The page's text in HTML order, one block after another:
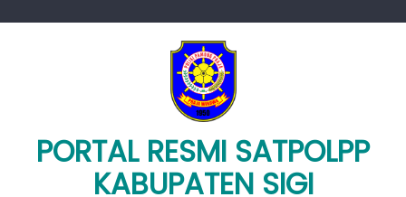
PORTAL RESMI SATPOLPP
KABUPATEN SIGI